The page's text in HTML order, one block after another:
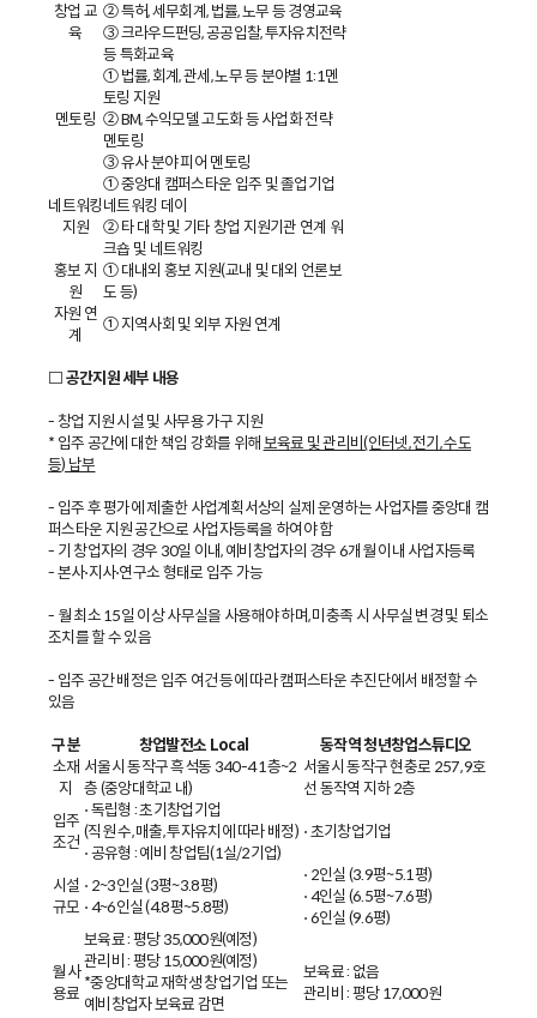
창업 교
육
② 특허, 세무회계, 법률, 노무 등 경영교육
③ 크라우드펀딩, 공공입찰, 투자유치전략
등 특화교육
멘토링
① 법률, 회계, 관세, 노무 등 분야별 1:1멘
토링 지원
② BM, 수익모델 고도화 등 사업화 전략
멘토링
③ 유사 분야 피어 멘토링
네트워킹
지원
① 중앙대 캠퍼스타운 입주 및 졸업기업
네트워킹 데이
② 타 대학 및 기타 창업 지원기관 연계 워
크숍 및 네트워킹
홍보 지
원
① 대내외 홍보 지원(교내 및 대외 언론보
도 등)
자원 연
계
① 지역사회 및 외부 자원 연계
□ 공간지원 세부 내용
- 창업 지원 시설 및 사무용 가구 지원
* 입주 공간에 대한 책임 강화를 위해 보육료 및 관리비(인터넷, 전기, 수도
등) 납부
- 입주 후 평가에 제출한 사업계획서상의 실제 운영하는 사업자를 중앙대 캠
퍼스타운 지원 공간으로 사업자등록을 하여야 함
- 기 창업자의 경우 30일 이내, 예비창업자의 경우 6개월 이내 사업자등록
- 본사⋅지사⋅연구소 형태로 입주 가능
- 월 최소 15일 이상 사무실을 사용해야 하며, 미충족 시 사무실 변경 및 퇴소
조치를 할 수 있음
- 입주 공간 배정은 입주 여건 등에 따라 캠퍼스타운 추진단에서 배정할 수
있음
구 분 창업발전소 Local
동작역 청년창업스튜디오
소재
지
서울시 동작구 흑석동 340-4 1층~2
층 (중앙대학교 내)
서울시 동작구 현충로 257, 9호
선 동작역 지하 2층
입주
조건
⋅ 독립형 : 초기창업기업
(직원 수, 매출, 투자유치에 따라 배정)
⋅ 공유형 : 예비 창업팀(1실/2기업)
⋅ 초기창업기업
시설
규모
⋅ 2~3인실 (3평~3.8평)
⋅ 4~6인실 (4.8평~5.8평)
⋅ 2인실 (3.9평~5.1평)
⋅ 4인실 (6.5평~7.6평)
⋅ 6인실 (9.6평)
월 사
용료
보육료 : 평당 35,000원(예정)
관리비 : 평당 15,000원(예정)
*중앙대학교 재학생 창업기업 또는
예비창업자 보육료 감면
보육료 : 없음
관리비 : 평당 17,000원